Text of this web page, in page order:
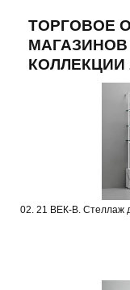
ТОРГОВОЕ
КОЛЛЕКЦИИ
02. 21 ВЕК-В. Стеллаж